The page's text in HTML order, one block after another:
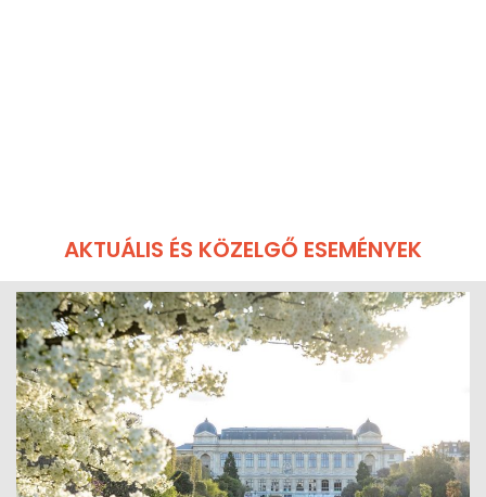
AKTUÁLIS ÉS KÖZELGŐ ESEMÉNYEK